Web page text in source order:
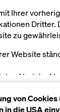
Ihrer
Dritter.
zu
Website
bei der
als User
von
in die USA